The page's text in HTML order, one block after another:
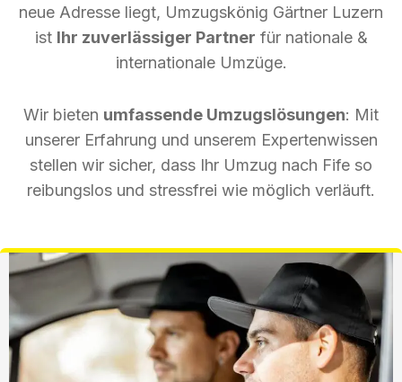
neue Adresse liegt, Umzugskönig Gärtner Luzern
ist Ihr zuverlässiger Partner für nationale &
internationale Umzüge.
Wir bieten umfassende Umzugslösungen: Mit
unserer Erfahrung und unserem Expertenwissen
stellen wir sicher, dass Ihr Umzug nach Fife so
reibungslos und stressfrei wie möglich verläuft.